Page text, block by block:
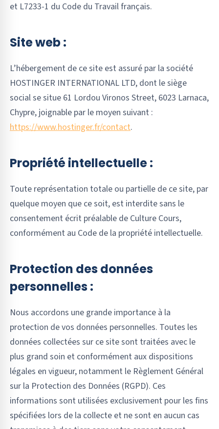
et L7233-1 du Code du Travail français.
Site web :
L’hébergement de ce site est assuré par la société
HOSTINGER INTERNATIONAL LTD, dont le siège
social se situe 61 Lordou Vironos Street, 6023 Larnaca,
Chypre, joignable par le moyen suivant :
https://www.hostinger.fr/contact.
Propriété intellectuelle :
Toute représentation totale ou partielle de ce site, par
quelque moyen que ce soit, est interdite sans le
consentement écrit préalable de Culture Cours,
conformément au Code de la propriété intellectuelle.
Protection des données
personnelles :
Nous accordons une grande importance à la
protection de vos données personnelles. Toutes les
données collectées sur ce site sont traitées avec le
plus grand soin et conformément aux dispositions
légales en vigueur, notamment le Règlement Général
sur la Protection des Données (RGPD). Ces
informations sont utilisées exclusivement pour les fins
spécifiées lors de la collecte et ne sont en aucun cas